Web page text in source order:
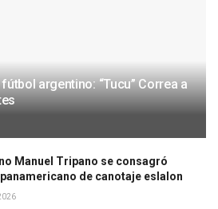
argentino: “Tucu” Correa a
Manuel Tripano se consagró
de canotaje eslalon